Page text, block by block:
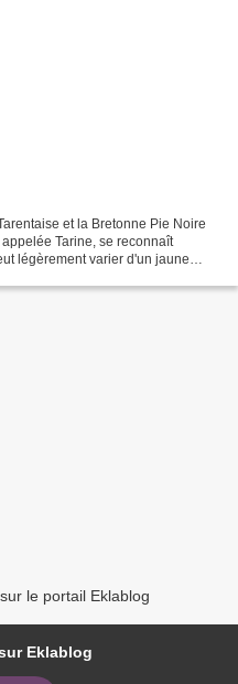
et la Bretonne Pie Noire
Tarine, se reconnaît
légèrement varier d'un jaune
le portail Eklablog
Eklablog